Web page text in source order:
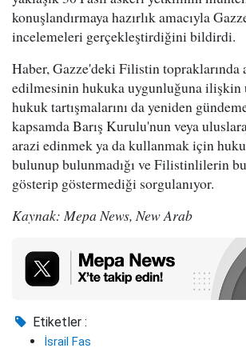
konuşlandırmaya hazırlık amacıyla
incelemeleri gerçekleştirdiğini bildirdi.
Haber, Gazze'deki Filistin topraklarında
edilmesinin hukuka uygunluğuna ilişkin
hukuk tartışmalarını da yeniden
kapsamda Barış Kurulu'nun veya
arazi edinmek ya da kullanmak için
bulunup bulunmadığı ve Filistinlilerin
gösterip göstermediği sorgulanıyor.
Kaynak: Mepa News, New Arab
Etiketler :
İsrail Fas